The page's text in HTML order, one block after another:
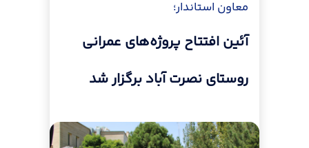
معاون استاندار؛
آئین افتتاح پروژه‌های عمرانی
روستای نصرت آباد برگزار شد